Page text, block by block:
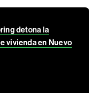
detona la
vivienda en Nuevo